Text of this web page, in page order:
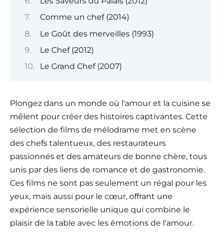
Comme un chef (2014)
Le Goût des merveilles (1993)
Le Chef (2012)
Le Grand Chef (2007)
Plongez dans un monde où l'amour et la cuisine se
mêlent pour créer des histoires captivantes. Cette
sélection de films de mélodrame met en scène
des chefs talentueux, des restaurateurs
passionnés et des amateurs de bonne chère, tous
unis par des liens de romance et de gastronomie.
Ces films ne sont pas seulement un régal pour les
yeux, mais aussi pour le cœur, offrant une
expérience sensorielle unique qui combine le
plaisir de la table avec les émotions de l'amour.